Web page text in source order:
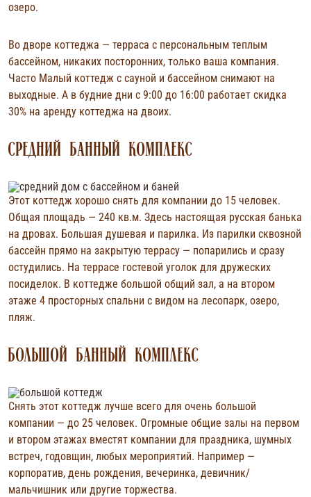
озеро.
Во дворе коттеджа — терраса с персональным теплым
бассейном, никаких посторонних, только ваша компания.
Часто Малый коттедж с сауной и бассейном снимают на
выходные. А в будние дни с 9:00 до 16:00 работает скидка
30% на аренду коттеджа на двоих.
СРЕДНИЙ БАННЫЙ КОМПЛЕКС
Этот коттедж хорошо снять для компании до 15 человек.
Общая площадь — 240 кв.м. Здесь настоящая русская банька
на дровах. Большая душевая и парилка. Из парилки сквозной
бассейн прямо на закрытую террасу — попарились и сразу
остудились. На террасе гостевой уголок для дружеских
посиделок. В коттедже большой общий зал, а на втором
этаже 4 просторных спальни с видом на лесопарк, озеро,
пляж.
БОЛЬШОЙ БАННЫЙ КОМПЛЕКС
Снять этот коттедж лучше всего для очень большой
компании — до 25 человек. Огромные общие залы на первом
и втором этажах вместят компании для праздника, шумных
встреч, годовщин, любых мероприятий. Например —
корпоратив, день рождения, вечеринка, девичник/
мальчишник или другие торжества.